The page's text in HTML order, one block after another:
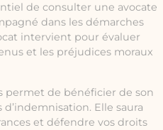
de consulter une avocate
dans les démarches
intervient pour évaluer
et les préjudices moraux
permet de bénéficier de son
Elle saura
et défendre vos droits